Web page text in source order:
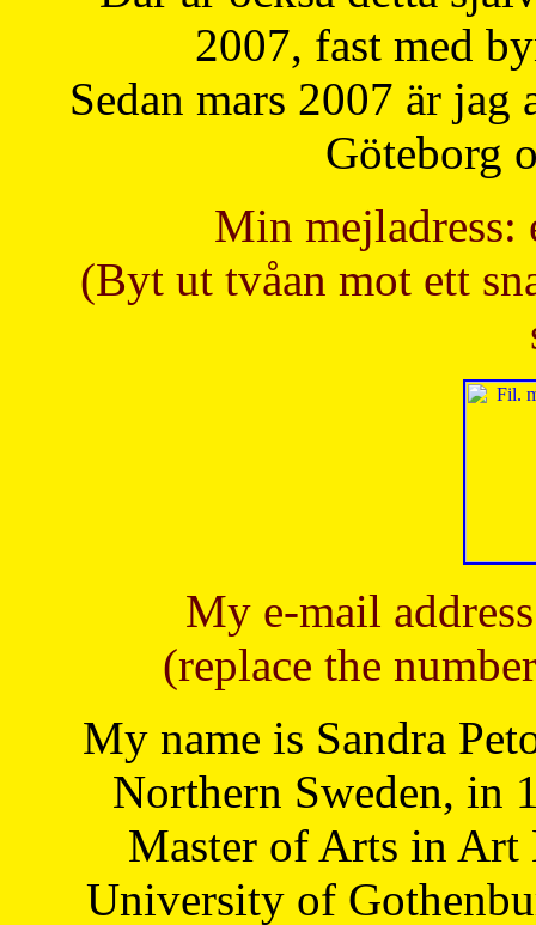
2007, fast med
Sedan mars 2007 är
Göteborg
Min mejladress:
(Byt ut tvåan mot ett
My e-mail
(replace the
My name is Sandra
Northern Sweden, in
Master of Arts in Art
University of